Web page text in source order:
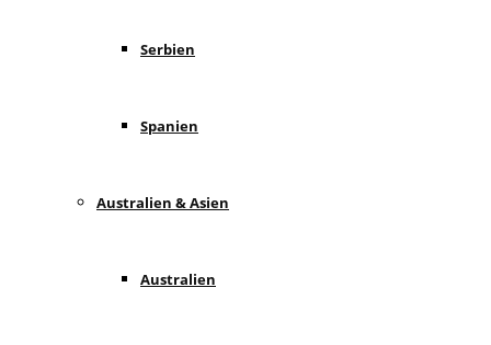
Serbien
Spanien
Australien & Asien
Australien